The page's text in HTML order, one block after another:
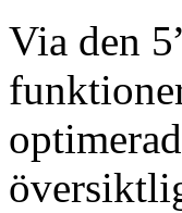
Via den